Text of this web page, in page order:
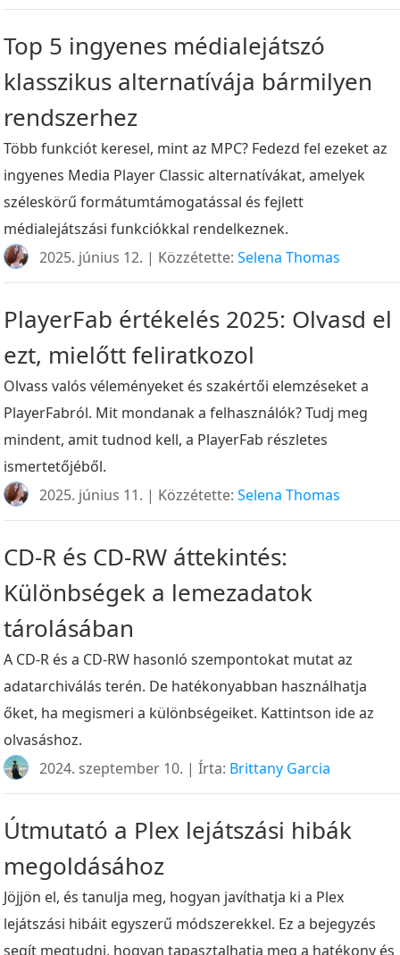
Top 5 ingyenes médialejátszó
klasszikus alternatívája bármilyen
rendszerhez
Több funkciót keresel, mint az MPC? Fedezd fel ezeket az
ingyenes Media Player Classic alternatívákat, amelyek
széleskörű formátumtámogatással és fejlett
médialejátszási funkciókkal rendelkeznek.
2025. június 12. | Közzétette:Selena Thomas
PlayerFab értékelés 2025: Olvasd el
ezt, mielőtt feliratkozol
Olvass valós véleményeket és szakértői elemzéseket a
PlayerFabról. Mit mondanak a felhasználók? Tudj meg
mindent, amit tudnod kell, a PlayerFab részletes
ismertetőjéből.
2025. június 11. | Közzétette:Selena Thomas
CD-R és CD-RW áttekintés:
Különbségek a lemezadatok
tárolásában
A CD-R és a CD-RW hasonló szempontokat mutat az
adatarchiválás terén. De hatékonyabban használhatja
őket, ha megismeri a különbségeiket. Kattintson ide az
olvasáshoz.
2024. szeptember 10. | Írta: Brittany Garcia
Útmutató a Plex lejátszási hibák
megoldásához
Jöjjön el, és tanulja meg, hogyan javíthatja ki a Plex
lejátszási hibáit egyszerű módszerekkel. Ez a bejegyzés
segít megtudni, hogyan tapasztalhatja meg a hatékony és